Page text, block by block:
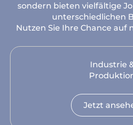
sondern bieten vielfältige
unterschiedlichen
Nutzen Sie Ihre Chance auf
Industrie
Jetzt